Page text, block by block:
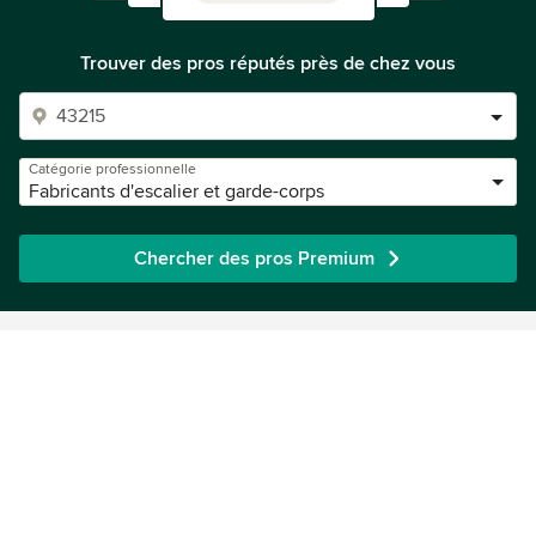
Trouver des pros réputés près de chez vous
Catégorie professionnelle
Fabricants d'escalier et garde-corps
Chercher des pros Premium